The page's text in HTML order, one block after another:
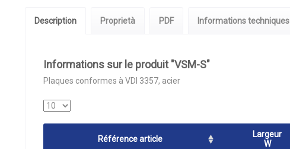
Description Proprietà PDF Informations techniques
Informations sur le produit "VSM-S"
Plaques conformes à VDI 3357, acier
Référence article
Largeur
W